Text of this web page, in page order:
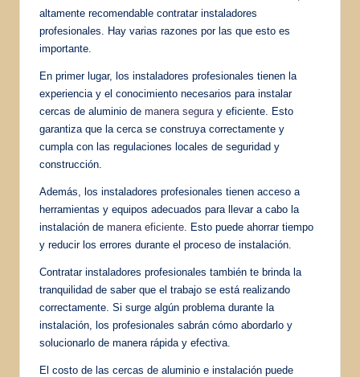
altamente recomendable contratar instaladores
profesionales. Hay varias razones por las que esto es
importante.
En primer lugar, los instaladores profesionales tienen la
experiencia y el conocimiento necesarios para instalar
cercas de aluminio de manera segura y eficiente. Esto
garantiza que la cerca se construya correctamente y
cumpla con las regulaciones locales de seguridad y
construcción.
Además, los instaladores profesionales tienen acceso a
herramientas y equipos adecuados para llevar a cabo la
instalación de manera eficiente . Esto puede ahorrar tiempo
y reducir los errores durante el proceso de instalación.
Contratar instaladores profesionales también te brinda la
tranquilidad de saber que el trabajo se está realizando
correctamente. Si surge algún problema durante la
instalación, los profesionales sabrán cómo abordarlo y
solucionarlo de manera rápida y efectiva.
El costo de las cercas de aluminio e instalación puede